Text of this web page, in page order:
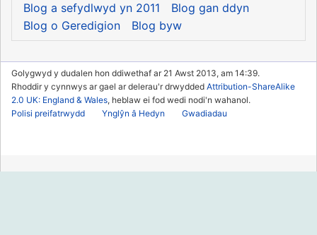
Blog a sefydlwyd yn 2011
Blog gan ddyn
Blog o Geredigion
Blog byw
Golygwyd y dudalen hon ddiwethaf ar 21 Awst 2013, am 14:39.
Rhoddir y cynnwys ar gael ar delerau'r drwydded Attribution-ShareAlike
2.0 UK: England & Wales, heblaw ei fod wedi nodi'n wahanol.
Polisi preifatrwydd
Ynglŷn â Hedyn Gwadiadau